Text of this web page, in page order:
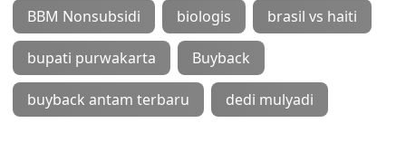
BBM Nonsubsidi biologis brasil vs haiti
bupati purwakarta Buyback
buyback antam terbaru dedi mulyadi